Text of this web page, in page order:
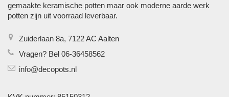
gemaakte keramische potten maar ook moderne aarde werk
potten zijn uit voorraad leverbaar.
Zuiderlaan 8a, 7122 AC Aalten
Vragen? Bel 06-36458562
info@decopots.nl